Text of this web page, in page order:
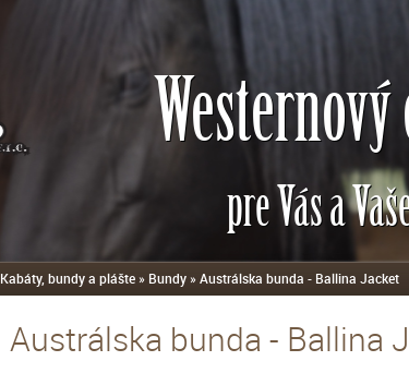
pre Vás a
Kabáty, bundy a plášte» Bundy»Austrálska bunda - Ballina Jacket
Austrálska bunda - Ballina